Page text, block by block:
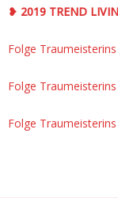
❥ 2019 TREND
Folge Traumeisterins
Folge Traumeisterins
Folge Traumeisterins